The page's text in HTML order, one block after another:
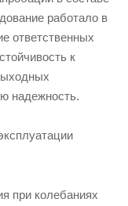
работало в
ответственных
к
надежность.
при колебаниях